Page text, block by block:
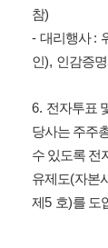
참)
- 대리행사:
인 ), 인감증
6. 전자투표
당사는 주주
수 있도록 전
유제도(자본
제 5 호)를 도